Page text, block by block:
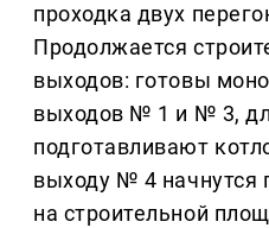
проходка двух
Продолжается
выходов: готовы
выходов № 1 и № 3,
подготавливают
выходу № 4 начнутся
на строительной